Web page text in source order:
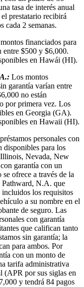
tasa de interés anual
prestatario recibirá
cada 2 semanas.
financiados para
entre $500 y $6,000.
en Hawái (HI).
Los montos
garantía varían entre
no están
por primera vez. Los
en Georgia (GA).
en Hawaii (HI).
personales con
disponibles para los
Nevada, New
garantía con un
ofrece a través de la
Pathward, N.A. que
los requisitos
a su nombre en el
de seguro. Las
con garantía
que califican tanto
sin garantía; la
para ambos. Por
con un monto de
tarifa administrativa
(APR por sus siglas en
y tendrá 84 pagos